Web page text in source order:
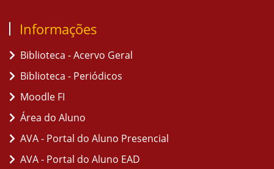
Informações
Biblioteca - Acervo Geral
Biblioteca - Periódicos
Moodle FI
Área do Aluno
AVA - Portal do Aluno Presencial
AVA - Portal do Aluno EAD